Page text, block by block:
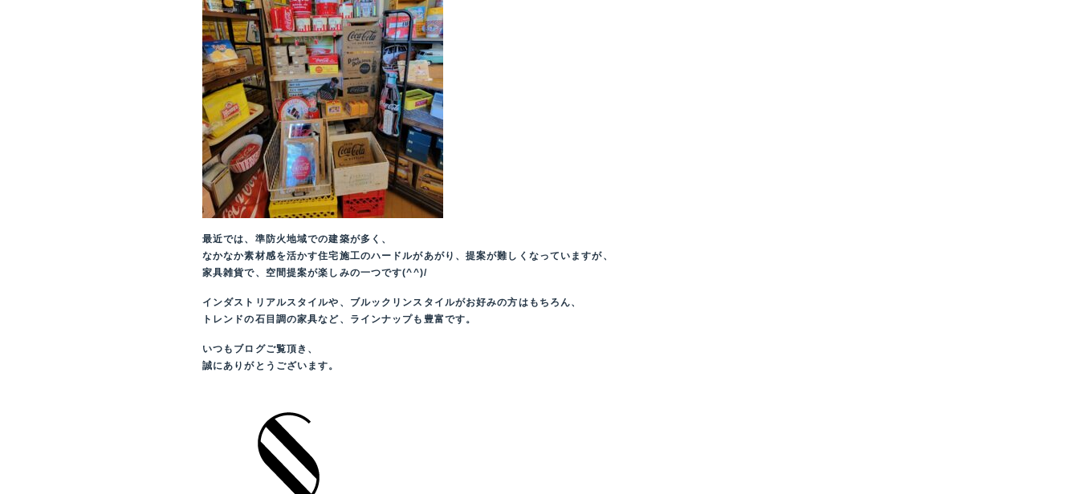
最近では、準防火地域での建築が多く、
なかなか素材感を活かす住宅施工のハードルがあがり、提案が難しくなっていますが、
家具雑貨で、空間提案が楽しみの一つです(^^)/
インダストリアルスタイルや、ブルックリンスタイルがお好みの方はもちろん、
トレンドの石目調の家具など、ラインナップも豊富です。
いつもブログご覧頂き、
誠にありがとうございます。